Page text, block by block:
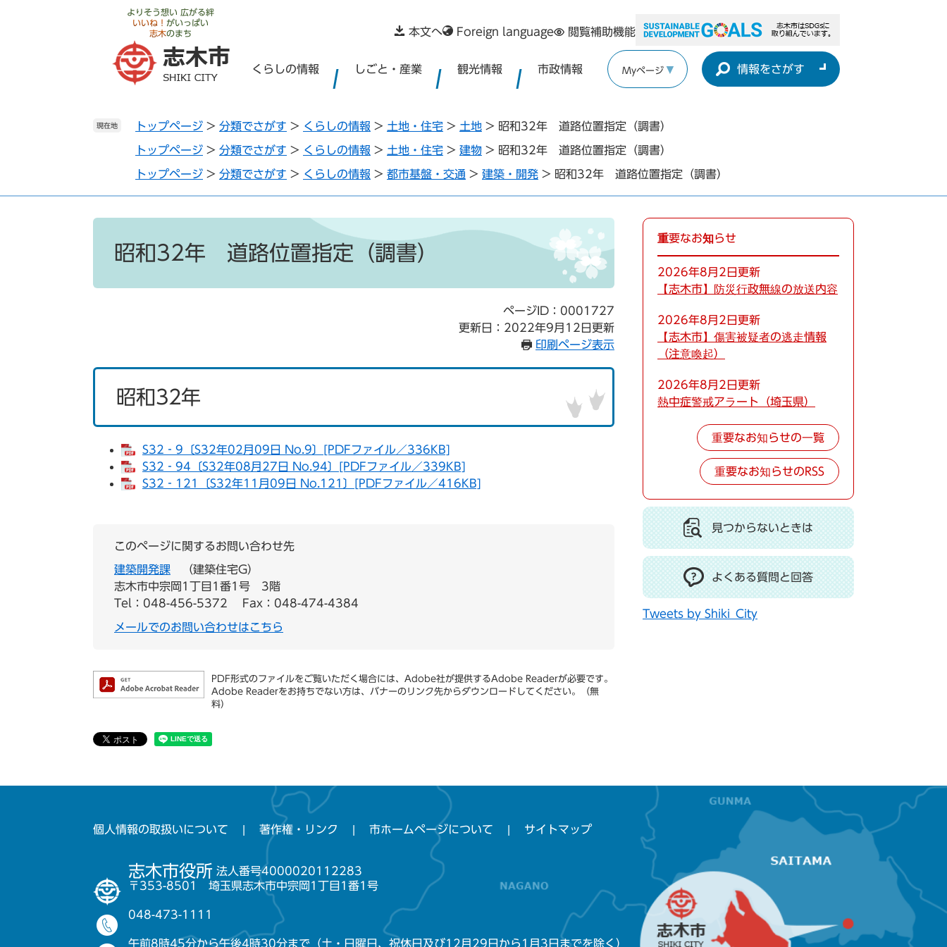
へ
よりそう想い 広がる絆
いいね！ がいっぱい
志木のまち 本文へ Foreign language 閲覧補助機能
くらしの情報 しごと・産業 観光情報 市政情報 Myページ 情報をさがす
現在地 トップページ > 分類でさがす > くらしの情報 > 土地・住宅 > 土地 > 昭和32年 道路位置指定（調書）
トップページ > 分類でさがす > くらしの情報 > 土地・住宅 > 建物 > 昭和32年 道路位置指定（調書）
トップページ > 分類でさがす > くらしの情報 > 都市基盤・交通 > 建築・開発 > 昭和32年 道路位置指定（調書）
昭和32年 道路位置指定（調書）
ページID：0001727
更新日：2022年9月12日更新
印刷ページ表示
昭和32年
S32‐9〔S32年02月09日 No.9〕[PDFファイル／336KB]
S32‐94〔S32年08月27日 No.94〕[PDFファイル／339KB]
S32‐121〔S32年11月09日 No.121〕[PDFファイル／416KB]
このページに関するお問い合わせ先
建築開発課
建築住宅G
志木市中宗岡1丁目1番1号 3階
Tel：048-456-5372
Fax：048-474-4384
メールでのお問い合わせはこちら
PDF形式のファイルをご覧いただく場合には、Adobe社が提供するAdobe Readerが必要です。
Adobe Readerをお持ちでない方は、バナーのリンク先からダウンロードしてください。（無
料）
重要なお知らせ
2026年8月2日更新
【志木市】防災行政無線の放送内容
2026年8月2日更新
【志木市】傷害被疑者の逃走情報
（注意喚起）
2026年8月2日更新
熱中症警戒アラート（埼玉県）
重要なお知らせの一覧
重要なお知らせのRSS
見つからないときは
よくある質問と回答
Tweets by Shiki_City
個人情報の取扱いについて 著作権・リンク 市ホームページについて サイトマップ
志木市役所 法人番号4000020112283
〒353-8501 埼玉県志木市中宗岡1丁目1番1号
048-473-1111
午前8時45分から午後4時30分まで（土・日曜日、祝休日及び12月29日から1月3日までを除く）